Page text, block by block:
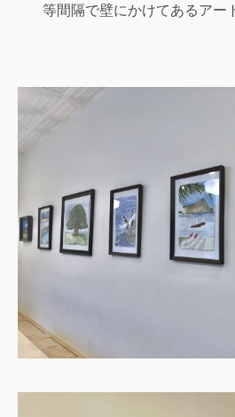
等間隔で壁にかけてあるアー